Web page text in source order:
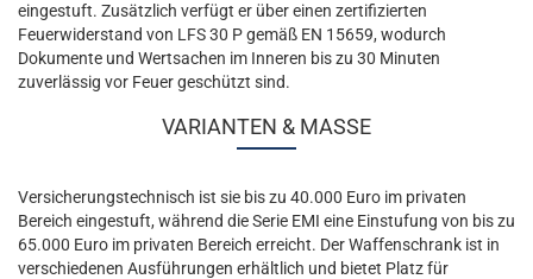
eingestuft. Zusätzlich verfügt er über einen zertifizierten
Feuerwiderstand von LFS 30 P gemäß EN 15659, wodurch
Dokumente und Wertsachen im Inneren bis zu 30 Minuten
zuverlässig vor Feuer geschützt sind.
VARIANTEN & MASSE
Versicherungstechnisch ist sie bis zu 40.000 Euro im privaten
Bereich eingestuft, während die Serie EMI eine Einstufung von bis zu
65.000 Euro im privaten Bereich erreicht. Der Waffenschrank ist in
verschiedenen Ausführungen erhältlich und bietet Platz für